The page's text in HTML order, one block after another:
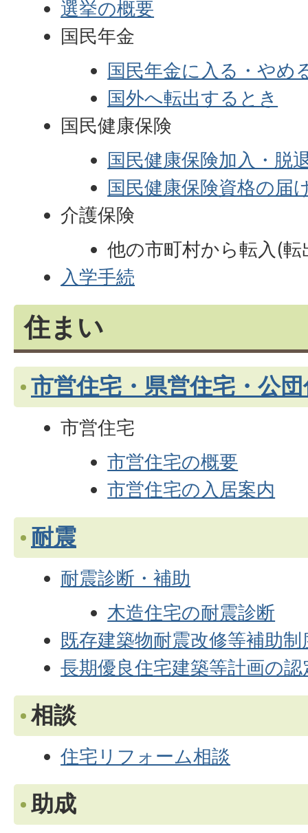
選挙の概要
国民年金
国民年金に入る・やめ
国外へ転出するとき
国民健康保険
国民健康保険加入・脱
国民健康保険資格の届
介護保険
他の市町村から転入(
入学手続
住まい
市営住宅・県営住宅・公
市営住宅
市営住宅の概要
市営住宅の入居案内
耐震
耐震診断・補助
木造住宅の耐震診断
既存建築物耐震改修等補助制
長期優良住宅建築等計画の認
相談
住宅リフォーム相談
助成